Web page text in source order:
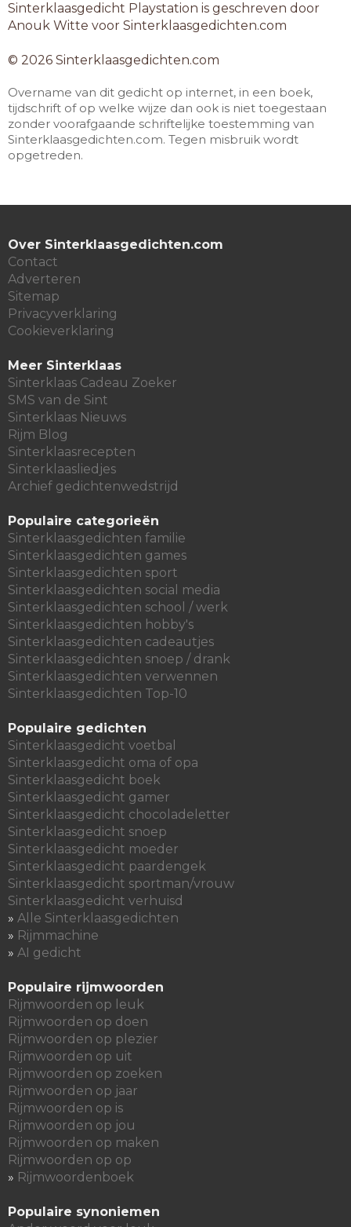
Sinterklaasgedicht Playstation is geschreven door
Anouk Witte voor Sinterklaasgedichten.com
© 2026 Sinterklaasgedichten.com
Overname van dit gedicht op internet, in een boek,
tijdschrift of op welke wijze dan ook is niet toegestaan
zonder voorafgaande schriftelijke toestemming van
Sinterklaasgedichten.com. Tegen misbruik wordt
opgetreden.
Over Sinterklaasgedichten.com
Contact
Adverteren
Sitemap
Privacyverklaring
Cookieverklaring
Meer Sinterklaas
Sinterklaas Cadeau Zoeker
SMS van de Sint
Sinterklaas Nieuws
Rijm Blog
Sinterklaasrecepten
Sinterklaasliedjes
Archief gedichtenwedstrijd
Populaire categorieën
Sinterklaasgedichten familie
Sinterklaasgedichten games
Sinterklaasgedichten sport
Sinterklaasgedichten social media
Sinterklaasgedichten school / werk
Sinterklaasgedichten hobby's
Sinterklaasgedichten cadeautjes
Sinterklaasgedichten snoep / drank
Sinterklaasgedichten verwennen
Sinterklaasgedichten Top-10
Populaire gedichten
Sinterklaasgedicht voetbal
Sinterklaasgedicht oma of opa
Sinterklaasgedicht boek
Sinterklaasgedicht gamer
Sinterklaasgedicht chocoladeletter
Sinterklaasgedicht snoep
Sinterklaasgedicht moeder
Sinterklaasgedicht paardengek
Sinterklaasgedicht sportman/vrouw
Sinterklaasgedicht verhuisd
» Alle Sinterklaasgedichten
» Rijmmachine
» AI gedicht
Populaire rijmwoorden
Rijmwoorden op leuk
Rijmwoorden op doen
Rijmwoorden op plezier
Rijmwoorden op uit
Rijmwoorden op zoeken
Rijmwoorden op jaar
Rijmwoorden op is
Rijmwoorden op jou
Rijmwoorden op maken
Rijmwoorden op op
» Rijmwoordenboek
Populaire synoniemen